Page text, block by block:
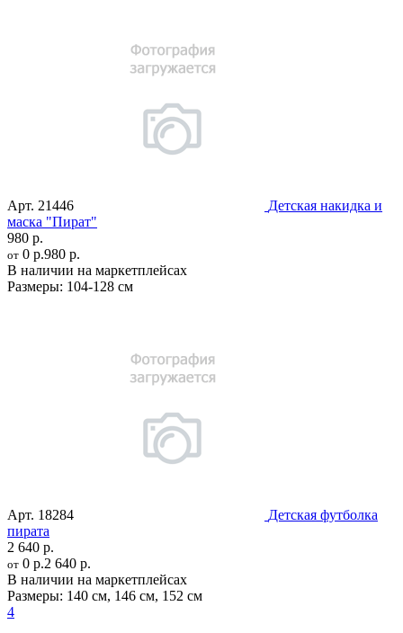
Арт. 21446
Детская накидка и
маска "Пират"
980 р.
от 0 р.980 р.
В наличии на маркетплейсах
Размеры: 104-128 см
Арт. 18284
Детская футболка
пирата
2 640 р.
от 0 р.2 640 р.
В наличии на маркетплейсах
Размеры: 140 см, 146 см, 152 см
4